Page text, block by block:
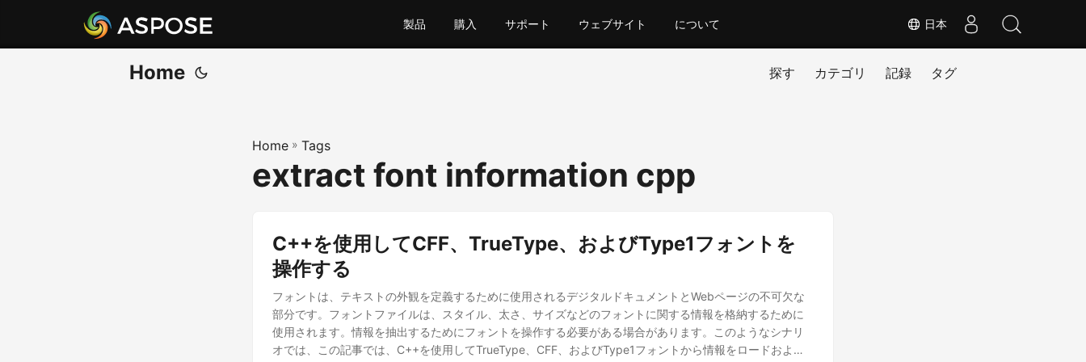
日本
製品 購入 サポート ウェブサイト について
Home 探す カテゴリ 記録 タグ
Home » Tags
extract font information cpp
C++を使用してCFF、TrueType、およびType1フォントを
操作する
フォントは、テキストの外観を定義するために使用されるデジタルドキュメントとWebページの不可欠な
部分です。フォントファイルは、スタイル、太さ、サイズなどのフォントに関する情報を格納するために
使用されます。情報を抽出するためにフォントを操作する必要がある場合があります。このようなシナリ
オでは、この記事では、C++を使用してTrueType、CFF、およびType1フォントから情報をロードおよび